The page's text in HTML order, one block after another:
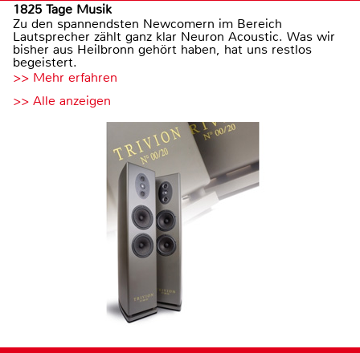
1825 Tage Musik
Zu den spannendsten Newcomern im Bereich
Lautsprecher zählt ganz klar Neuron Acoustic. Was wir
bisher aus Heilbronn gehört haben, hat uns restlos
begeistert.
>> Mehr erfahren
>> Alle anzeigen